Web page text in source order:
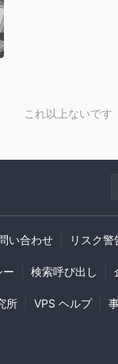
これ以上ないです
い合わせ リスク警
ー 検索呼び出し
所 VPS ヘルプ